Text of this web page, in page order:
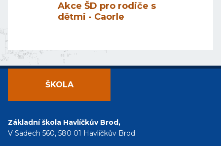
Akce ŠD pro rodiče s
dětmi - Caorle
ŠKOLA
Základní škola Havlíčkův Brod,
V Sadech 560, 580 01 Havlíčkův Brod